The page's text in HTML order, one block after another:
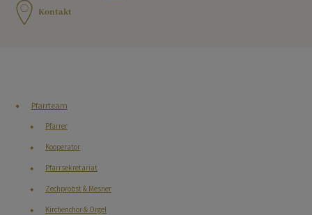
SAKRAMENTE
GOTTESDIENSTORDNUNG
Kontakt
Pfarrteam
Pfarrer
Kooperator
Pfarrsekretariat
Zechprobst & Mesner
Kirchenchor & Orgel